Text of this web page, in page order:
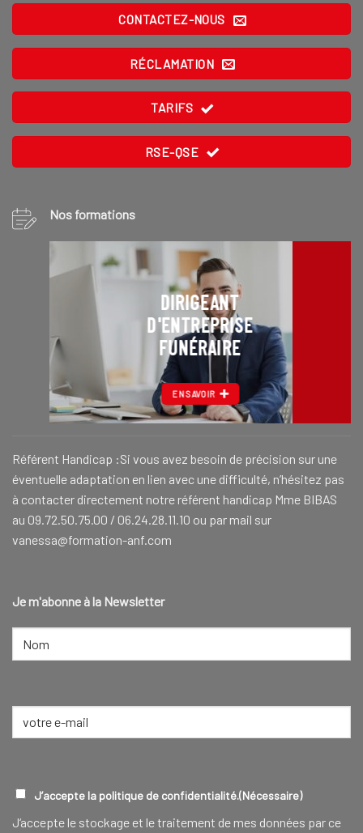
CONTACTEZ-NOUS
RÉCLAMATION
TARIFS
RSE-QSE
Nos formations
DIRIGEANT
D'ENTREPRISE
FUNÉRAIRE
EN SAVOIR
Référent Handicap :Si vous avez besoin de précision sur une
éventuelle adaptation en lien avec une difficulté, n’hésitez pas
à contacter directement notre référent handicap Mme BIBAS
au 09.72.50.75.00 / 06.24.28.11.10 ou par mail sur
vanessa@formation-anf.com
Je m'abonne à la Newsletter
NOM
RGPD(NÉCESSAIRE)
J’accepte la politique de confidentialité.(Nécessaire)
J‘accepte le stockage et le traitement de mes données par ce